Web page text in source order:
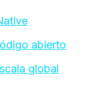
abierto
global